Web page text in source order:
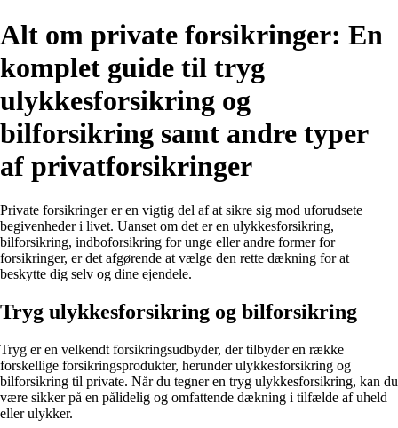
Alt om private forsikringer: En
komplet guide til tryg
ulykkesforsikring og
bilforsikring samt andre typer
af privatforsikringer
Private forsikringer er en vigtig del af at sikre sig mod uforudsete
begivenheder i livet. Uanset om det er en ulykkesforsikring,
bilforsikring, indboforsikring for unge eller andre former for
forsikringer, er det afgørende at vælge den rette dækning for at
beskytte dig selv og dine ejendele.
Tryg ulykkesforsikring og bilforsikring
Tryg er en velkendt forsikringsudbyder, der tilbyder en række
forskellige forsikringsprodukter, herunder ulykkesforsikring og
bilforsikring til private. Når du tegner en tryg ulykkesforsikring, kan du
være sikker på en pålidelig og omfattende dækning i tilfælde af uheld
eller ulykker.